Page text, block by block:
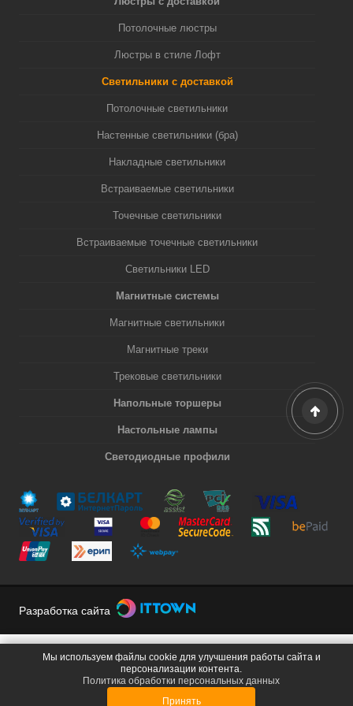
Потолочные люстры
Люстры в стиле Лофт
Светильники с доставкой
Потолочные светильники
Настенные светильники (бра)
Накладные светильники
Встраиваемые светильники
Точечные светильники
Встраиваемые точечные светильники
Светильники LED
Магнитные системы
Магнитные светильники
Магнитные треки
Трековые светильники
Напольные торшеры
Настольные лампы
Светодиодные профили
Разработка сайта
Мы используем файлы cookie для улучшения работы сайта и
персонализации контента.
Политика обработки персональных данных
Принять